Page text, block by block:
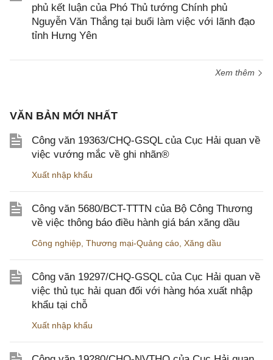
phủ kết luận của Phó Thủ tướng Chính phủ
Nguyễn Văn Thắng tại buổi làm việc với lãnh đạo
tỉnh Hưng Yên
Xem thêm
VĂN BẢN MỚI NHẤT
Công văn 19363/CHQ-GSQL của Cục Hải quan về
việc vướng mắc về ghi nhãn®
Xuất nhập khẩu
Công văn 5680/BCT-TTTN của Bộ Công Thương
về việc thông báo điều hành giá bán xăng dầu
Công nghiệp Thương mại-Quảng cáo Xăng dầu
Công văn 19297/CHQ-GSQL của Cục Hải quan về
việc thủ tục hải quan đối với hàng hóa xuất nhập
khẩu tại chỗ
Xuất nhập khẩu